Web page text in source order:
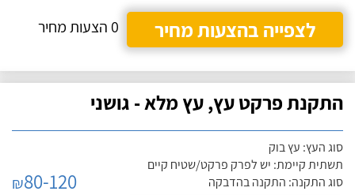
לצפייה בהצעות מחיר
0 הצעות מחיר
התקנת פרקט עץ, עץ מלא - גושני
סוג העץ: עץ בוק
תשתית קיימת: יש לפרק פרקט/שטיח קיים
סוג התקנה: התקנה בהדבקה
₪80-120